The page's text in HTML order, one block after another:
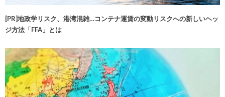
[PR]地政学リスク、港湾混雑…コンテナ運賃の変動リスクへの新しいヘッ
ジ方法「FFA」とは